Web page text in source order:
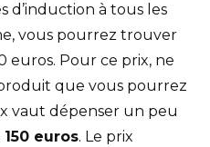
d’induction à tous les
vous pourrez trouver
euros. Pour ce prix, ne
que vous pourrez
vaut dépenser un peu
euros. Le prix